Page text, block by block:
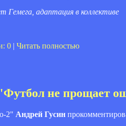
Гемега, адаптация в коллективе
0 | Читать полностью
не прощает
2" Андрей Гусин